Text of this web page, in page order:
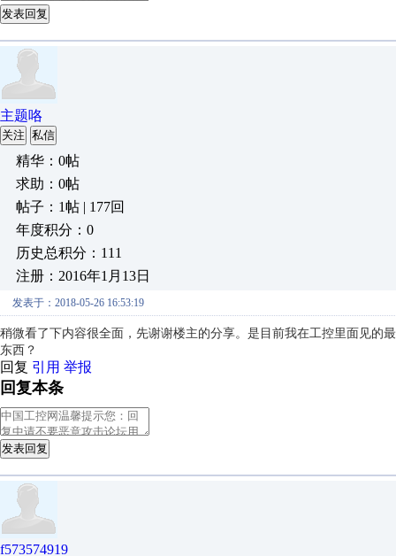
发表回复
主题咯
关注 私信
精华：0帖
求助：0帖
帖子：1帖 | 177回
年度积分：0
历史总积分：111
注册：2016年1月13日
发表于：2018-05-26 16:53:19
稍微看了下内容很全面，先谢谢楼主的分享。是目前我在工控里面见的
东西？
回复 引用 举报
回复本条
发表回复
f573574919